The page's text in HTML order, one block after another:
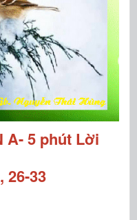
A- 5 phút Lời
26-33